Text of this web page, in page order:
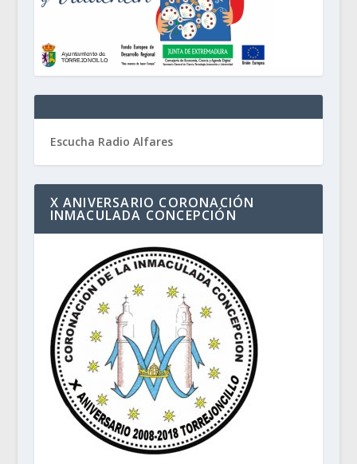
Escucha Radio Alfares
X ANIVERSARIO CORONACIÓN
INMACULADA CONCEPCIÓN